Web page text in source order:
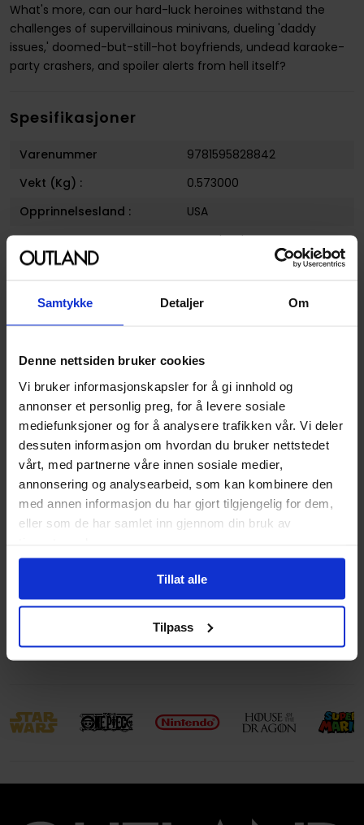
Samtykke Detaljer Om
Denne nettsiden bruker cookies
Vi bruker informasjonskapsler for å gi innhold og
annonser et personlig preg, for å levere sosiale
mediefunksjoner og for å analysere trafikken vår. Vi deler
dessuten informasjon om hvordan du bruker nettstedet
vårt, med partnerne våre innen sosiale medier,
annonsering og analysearbeid, som kan kombinere den
med annen informasjon du har gjort tilgjengelig for dem,
eller som de har samlet inn gjennom din bruk av
Tillat alle
Tilpass
What's more, can our hard-luck heroines withstand the
challenges of supervillainous minivans, dueling 'daddy
issues,' doomed-but-still-hot boyfriends, undead karaoke-
party crashers, and spoiler alerts from hell itself?
Spesifikasjoner
Varenummer
9781595828842
Vekt (Kg) :
0.573000
Opprinnelsesland :
USA
Format
Paperback
Serie
Forfattere
Adam Warren
Dark
Antall Sider
224
Utgiver
Dark Horse Comics
Lanseringsdato
(dd.mm.yyyy)
12.06.2012
Volum
7
Illustrasjoner
1 Illustrations
Leverandørstatus
Utsolgt hos leverandør